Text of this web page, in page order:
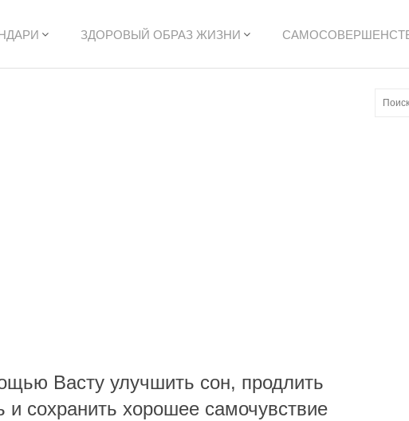
ЗДОРОВЫЙ ОБРАЗ ЖИЗНИ
Васту улучшить сон, продлить
и сохранить хорошее самочувствие